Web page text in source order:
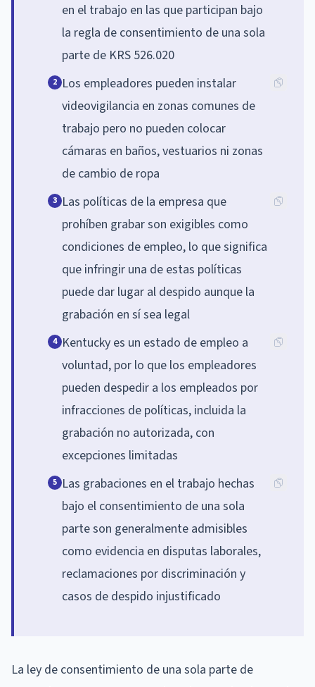
en el trabajo en las que participan bajo
la regla de consentimiento de una sola
parte de KRS 526.020
2 Los empleadores pueden instalar
videovigilancia en zonas comunes de
trabajo pero no pueden colocar
cámaras en baños, vestuarios ni zonas
de cambio de ropa
3 Las políticas de la empresa que
prohíben grabar son exigibles como
condiciones de empleo, lo que significa
que infringir una de estas políticas
puede dar lugar al despido aunque la
grabación en sí sea legal
4 Kentucky es un estado de empleo a
voluntad, por lo que los empleadores
pueden despedir a los empleados por
infracciones de políticas, incluida la
grabación no autorizada, con
excepciones limitadas
5 Las grabaciones en el trabajo hechas
bajo el consentimiento de una sola
parte son generalmente admisibles
como evidencia en disputas laborales,
reclamaciones por discriminación y
casos de despido injustificado
La ley de consentimiento de una sola parte de